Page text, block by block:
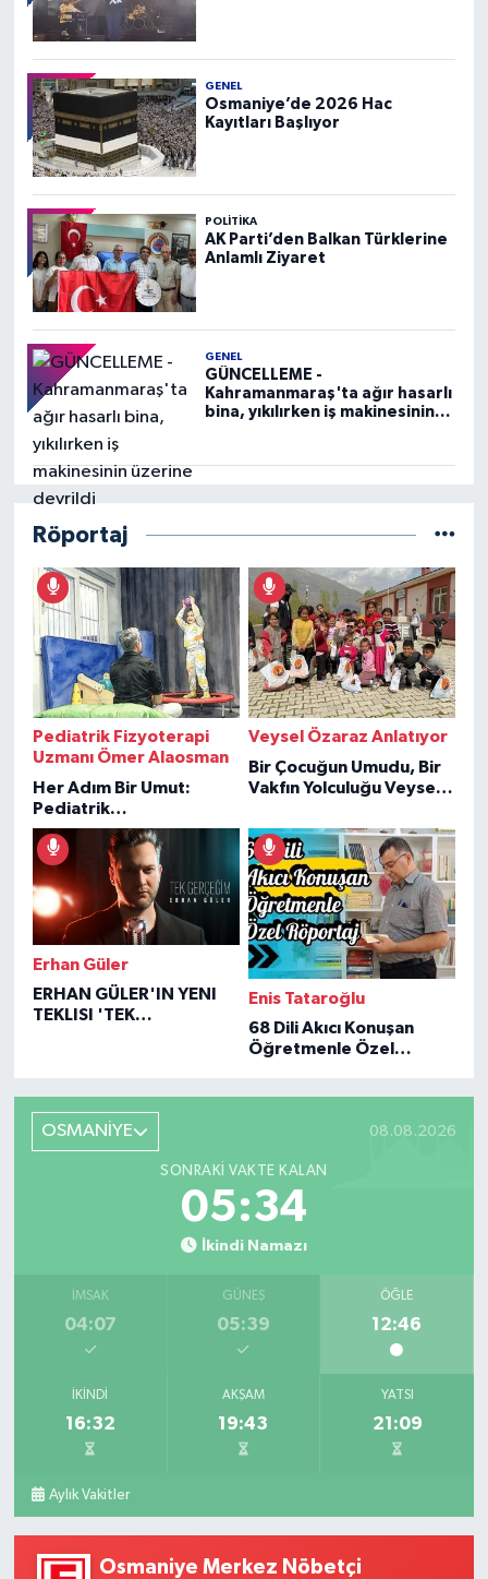
GENEL
Osmaniye’de 2026 Hac
Kayıtları Başlıyor
POLITIKA
AK Parti’den Balkan Türklerine
Anlamlı Ziyaret
GENEL
GÜNCELLEME -
Kahramanmaraş'ta ağır hasarlı
bina, yıkılırken iş makinesinin
Röportaj
Pediatrik Fizyoterapi
Uzmanı Ömer Alaosman
Her Adım Bir Umut:
Pediatrik
Fizyoterapiden İlham
Veren Hikâyeler
Veysel Özaraz Anlatıyor
Bir Çocuğun Umudu, Bir
Vakfın Yolculuğu Veysel
Erhan Güler
ERHAN GÜLER'IN YENI
TEKLISI 'TEK
Enis Tataroğlu
68 Dili Akıcı Konuşan
Öğretmenle Özel
OSMANİYE 08.08.2026
SONRAKI VAKTE KALAN
05:34
İkindi Namazı
İMSAK
04:07
GÜNEŞ
05:39
ÖĞLE
12:46
İKINDI
16:32
AKŞAM
19:43
YATSI
21:09
Aylık Vakitler
Osmaniye Merkez Nöbetçi